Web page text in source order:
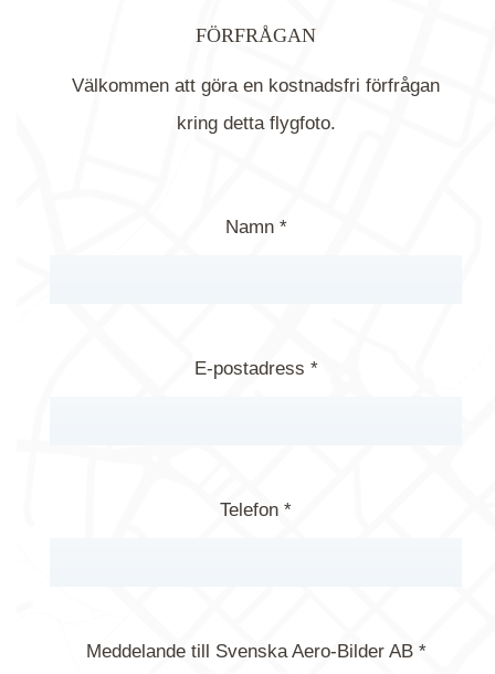
FÖRFRÅGAN
Välkommen att göra en kostnadsfri förfrågan
kring detta flygfoto.
Namn *
E-postadress *
Telefon *
Meddelande till Svenska Aero-Bilder AB *